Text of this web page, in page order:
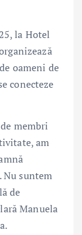
la Hotel
oameni de
conecteze
membri
am
Nu suntem
de
Manuela